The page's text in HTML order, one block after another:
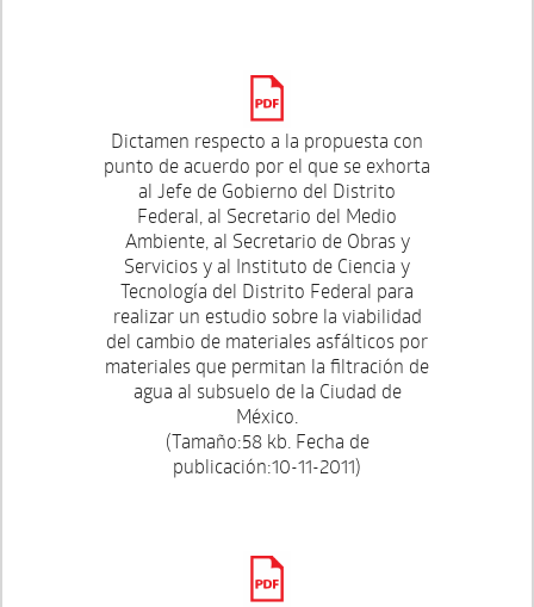
Dictamen respecto a la propuesta con
punto de acuerdo por el que se exhorta
al Jefe de Gobierno del Distrito
Federal, al Secretario del Medio
Ambiente, al Secretario de Obras y
Servicios y al Instituto de Ciencia y
Tecnología del Distrito Federal para
realizar un estudio sobre la viabilidad
del cambio de materiales asfálticos por
materiales que permitan la filtración de
agua al subsuelo de la Ciudad de
México.
(Tamaño:58 kb. Fecha de
publicación:10-11-2011)